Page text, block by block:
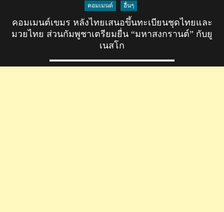
คอมเมนต์ อื่นๆ
คอมเมนต์เขมร หลังไทยเสนอขึ้นทะเบียนชุดไทยและ
มวยไทย ส่วนกัมพูชาเตรียมยื่น “มหาสงกรานต์” กับยู
เนสโก